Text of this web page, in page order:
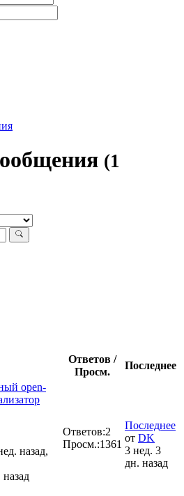
(1
Ответов /
Просм.
Последнее
open-
назад,
Ответов:2
Просм.:1361
Последнее
от DK
3 нед. 3
дн. назад